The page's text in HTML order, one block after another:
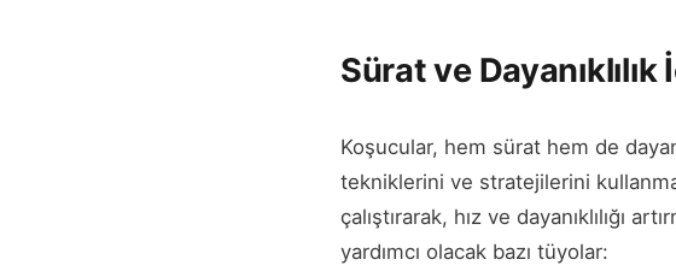
Sürat ve
Koşucular, hem sürat hem de
tekniklerini ve stratejilerini
çalıştırarak, hız ve dayanıklılığı
yardımcı olacak bazı tüyolar: